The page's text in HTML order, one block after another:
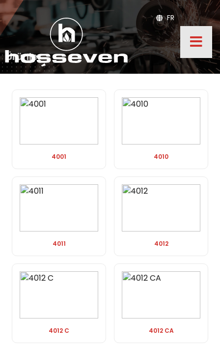
FR
Ürünler
4001 4010
4011 4012
4012 C 4012 CA